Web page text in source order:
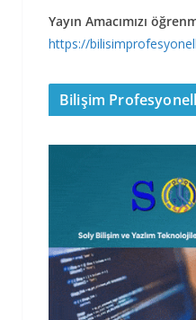
Yayın Amacımızı
https://
Bilişim